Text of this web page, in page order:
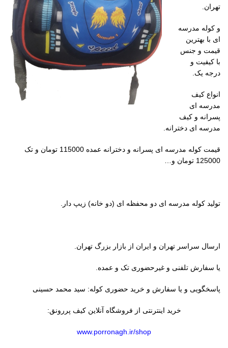
تهران.
و کوله مدرسه
ای با بهترین
قیمت و جنس
با کیفیت و
درجه یک.
انواع کیف
مدرسه ای
پسرانه و کیف
مدرسه ای دخترانه.
قیمت کوله مدرسه ای پسرانه و دخترانه عمده 115000 تومان و تک
125000 تومان و…
تولید کوله مدرسه ای دو محفظه ای (دو خانه) زیپ دار.
ارسال سراسر تهران و ایران از بازار بزرگ تهران.
یا سفارش تلفنی و غیرحضوری تک و عمده.
پاسخگویی و یا سفارش و خرید حضوری کوله: سید محمد حسینی
خرید اینترنتی از فروشگاه آنلاین کیف پررونق:
www.porronagh.ir/shop